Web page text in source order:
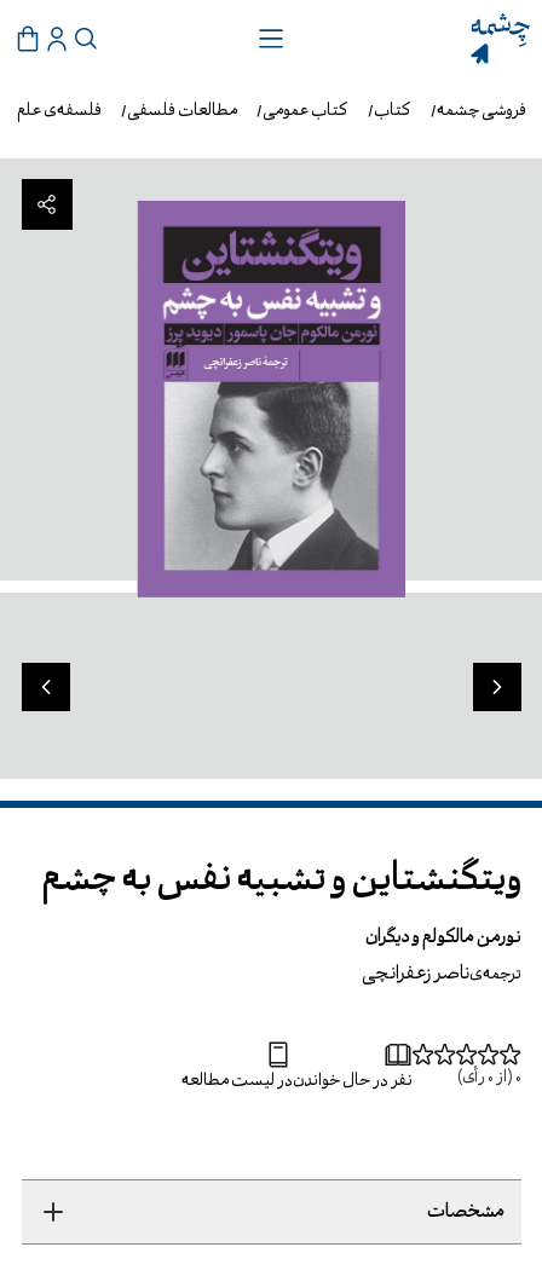
فلسفه‌ی علم مطالعات فلسفی کتاب عمومی کتاب چشمه
ویتگنشتاین و تشبیه نفس به چشم
نورمن مالکولم و دیگران
ترجمه‌یناصر زعفرانچی
0 (از 0 رأی) نفر در حال خواندندر لیست مطالعه
مشخصات